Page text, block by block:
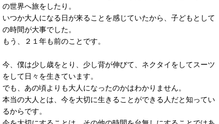
の世界へ旅をしたり。
いつか大人になる日が来ることを感じていたから、子どもとして
の時間が大事でした。
もう、２１年も前のことです。
今、僕は少し歳をとり、少し背が伸びて、ネクタイをしてスーツ
をして日々を生きています。
でも、あの頃よりも大人になったのかはわかりません。
本当の大人とは、今を大切に生きることができる人だと知ってい
るからです。